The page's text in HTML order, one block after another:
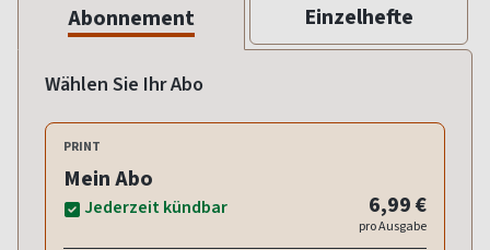
Abonnement Einzelhefte
Wählen Sie Ihr Abo
PRINT
Mein Abo
Jederzeit kündbar 6,99 €
pro Ausgabe